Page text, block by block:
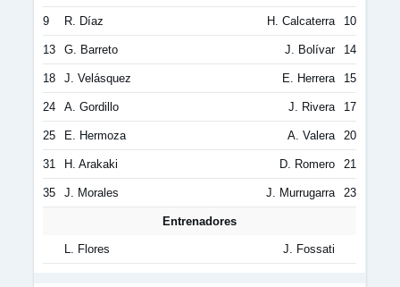
9 R. Díaz H. Calcaterra 10
13 G. Barreto J. Bolívar 14
18 J. Velásquez E. Herrera 15
24 A. Gordillo J. Rivera 17
25 E. Hermoza A. Valera 20
31 H. Arakaki D. Romero 21
35 J. Morales J. Murrugarra 23
Entrenadores
L. Flores J. Fossati